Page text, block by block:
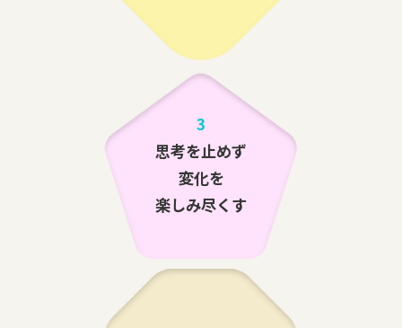
3
思考を止めず
変化を
楽しみ尽くす